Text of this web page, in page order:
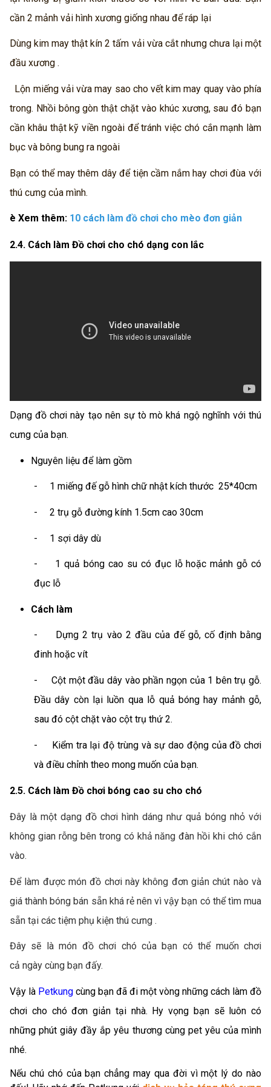
cần 2 mảnh vải hình xương giống nhau để ráp lại
Dùng kim may thật kín 2 tấm vải vừa cắt nhưng chưa lại một
đầu xương .
Lộn miếng vải vừa may sao cho vết kim may quay vào phía
trong. Nhồi bông gòn thật chặt vào khúc xương, sau đó bạn
cần khâu thật kỹ viền ngoài để tránh việc chó cắn mạnh làm
bục và bông bung ra ngoài
Bạn có thể may thêm dây để tiện cầm nắm hay chơi đùa với
thú cưng của mình.
è Xem thêm: 10 cách làm đồ chơi cho mèo đơn giản
2.4. Cách làm Đồ chơi cho chó dạng con lắc
Dạng đồ chơi này tạo nên sự tò mò khá ngộ nghĩnh với thú
cưng của bạn.
Nguyên liệu để làm gồm
- 1 miếng đế gỗ hình chữ nhật kích thước 25*40cm
- 2 trụ gỗ đường kính 1.5cm cao 30cm
- 1 sợi dây dù
-
1 quả bóng cao su có đục lỗ hoặc mảnh gỗ có
đục lỗ
Cách làm
-
Dựng 2 trụ vào 2 đầu của đế gỗ, cố định bằng
đinh hoặc vít
-
Cột một đầu dây vào phần ngọn của 1 bên trụ gỗ.
Đầu dây còn lại luồn qua lỗ quả bóng hay mảnh gỗ,
sau đó cột chặt vào cột trụ thứ 2.
-
Kiểm tra lại độ trùng và sự dao động của đồ chơi
và điều chỉnh theo mong muốn của bạn.
2.5. Cách làm Đồ chơi bóng cao su cho chó
Đây là một dạng đồ chơi hình dáng như quả bóng nhỏ với
không gian rỗng bên trong có khả năng đàn hồi khi chó cắn
vào.
Để làm được món đồ chơi này không đơn giản chút nào và
giá thành bóng bán sẵn khá rẻ nên vì vậy bạn có thể tìm mua
sẵn tại các tiệm phụ kiện thú cưng .
Đây sẽ là món đồ chơi chó của bạn có thể muốn chơi
cả ngày cùng bạn đấy.
Vậy là Petkung cùng bạn đã đi một vòng những cách làm đồ
chơi cho chó đơn giản tại nhà. Hy vọng bạn sẽ luôn có
những phút giây đầy ắp yêu thương cùng pet yêu của mình
nhé.
Nếu chú chó của bạn chẳng may qua đời vì một lý do nào